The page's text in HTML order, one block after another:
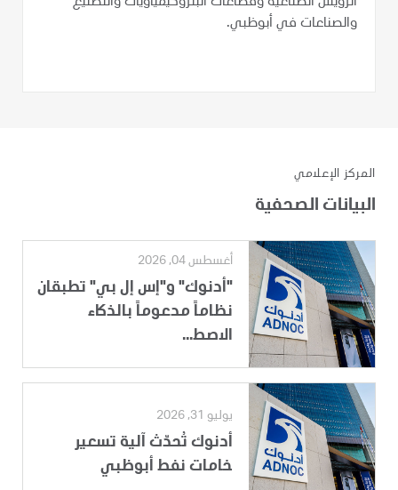
والصناعات في أبوظبي.
المركز الإعلامي
البيانات الصحفية
أغسطس 04, 2026
"أدنوك" و"إس إل بي" تطبقان
نظاماً مدعوماً بالذكاء
الاصط...
يوليو 31, 2026
أدنوك تُحدّث آلية تسعير
خامات نفط أبوظبي